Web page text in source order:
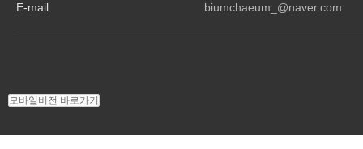
E-mail
biumchaeum_@naver.com
모바일버전 바로가기